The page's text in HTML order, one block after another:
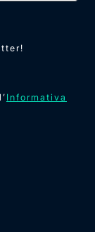
Informativa